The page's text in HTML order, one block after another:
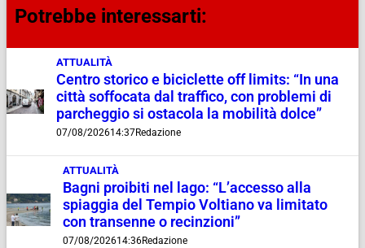
Potrebbe interessarti:
ATTUALITÀ
Centro storico e biciclette off limits: “In una
città soffocata dal traffico, con problemi di
parcheggio si ostacola la mobilità dolce”
07/08/202614:37Redazione
ATTUALITÀ
Bagni proibiti nel lago: “L’accesso alla
spiaggia del Tempio Voltiano va limitato
con transenne o recinzioni”
07/08/202614:36Redazione